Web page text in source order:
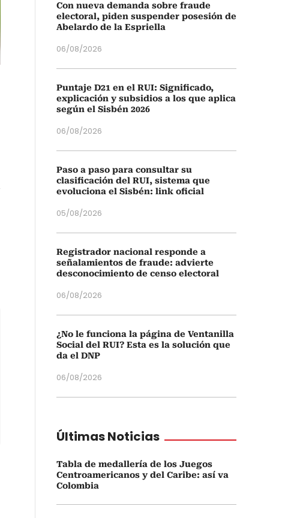
Con nueva demanda sobre fraude
electoral, piden suspender posesión de
Abelardo de la Espriella
06/08/2026
Puntaje D21 en el RUI: Significado,
explicación y subsidios a los que aplica
según el Sisbén 2026
06/08/2026
Paso a paso para consultar su
clasificación del RUI, sistema que
evoluciona el Sisbén: link oficial
05/08/2026
Registrador nacional responde a
señalamientos de fraude: advierte
desconocimiento de censo electoral
06/08/2026
¿No le funciona la página de Ventanilla
Social del RUI? Esta es la solución que
da el DNP
06/08/2026
Últimas Noticias
Tabla de medallería de los Juegos
Centroamericanos y del Caribe: así va
Colombia